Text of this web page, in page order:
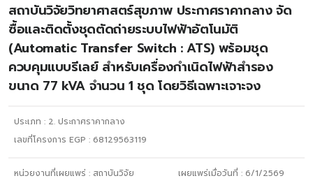
สถาบันวิจัยวิทยาศาสตร์สุขภาพ ประกาศราคากลาง จัด
ซื้อและติดตั้งชุดตัดถ่ายระบบไฟฟ้าอัตโนมัติ
(Automatic Transfer Switch : ATS) พร้อมชุด
ควบคุมแบบรีเลย์ สำหรับเครื่องกำเนิดไฟฟ้าสำรอง
ขนาด 77 kVA จำนวน 1 ชุด โดยวิธีเฉพาะเจาะจง
ประเภท : 2. ประกาศราคากลาง
เลขที่โครงการ EGP : 68129563119
หน่วยงานที่เผยแพร่ : สถาบันวิจัย
เผยแพร่เมื่อวันที่ : 6/1/2569